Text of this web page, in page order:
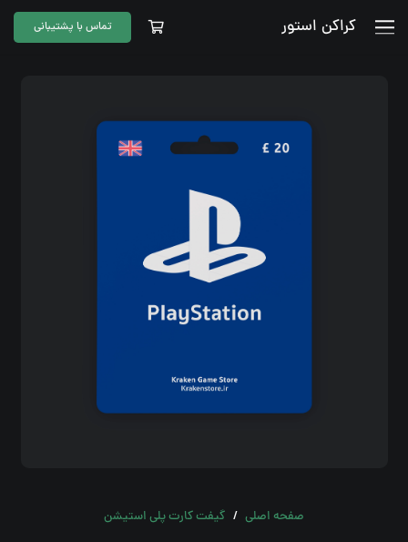
کراکن استور تماس با پشتیبانی
صفحه اصلی / گیفت کارت پلی استیشن